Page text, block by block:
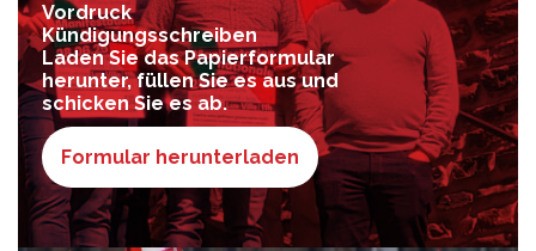
Vordruck
Kündigungsschreiben
Laden Sie das Papierformular
herunter, füllen Sie es aus und
schicken Sie es ab.
Formular herunterladen